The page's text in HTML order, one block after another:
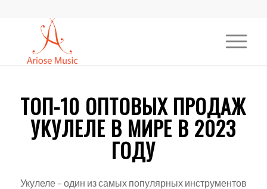
ТОП-10 ОПТОВЫХ ПРОДАЖ
УКУЛЕЛЕ В МИРЕ В 2023
ГОДУ
Укулеле – один из самых популярных инструментов